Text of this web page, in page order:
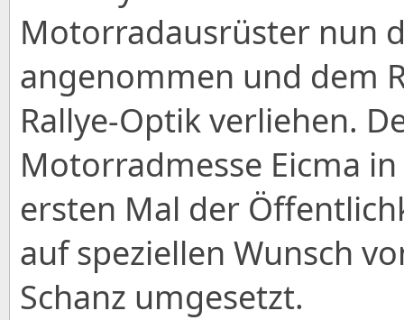
Motorradausrüster nun
angenommen und dem
Rallye-Optik verliehen.
Motorradmesse Eicma
ersten Mal der
auf speziellen Wunsch
Schanz umgesetzt.